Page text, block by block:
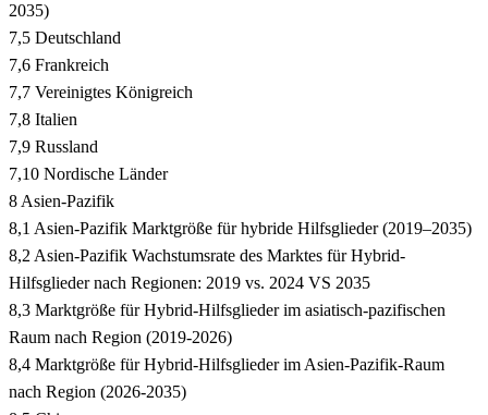
2035)
7,5 Deutschland
7,6 Frankreich
7,7 Vereinigtes Königreich
7,8 Italien
7,9 Russland
7,10 Nordische Länder
8 Asien-Pazifik
8,1 Asien-Pazifik Marktgröße für hybride Hilfsglieder (2019–2035)
8,2 Asien-Pazifik Wachstumsrate des Marktes für Hybrid-
Hilfsglieder nach Regionen: 2019 vs. 2024 VS 2035
8,3 Marktgröße für Hybrid-Hilfsglieder im asiatisch-pazifischen
Raum nach Region (2019-2026)
8,4 Marktgröße für Hybrid-Hilfsglieder im Asien-Pazifik-Raum
nach Region (2026-2035)